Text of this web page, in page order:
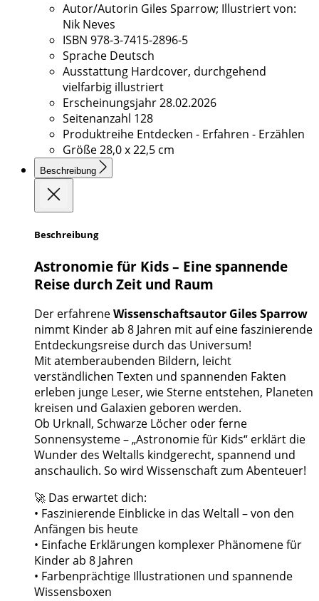
Autor/Autorin Giles Sparrow; Illustriert von:
Nik Neves
ISBN 978-3-7415-2896-5
Sprache Deutsch
Ausstattung Hardcover, durchgehend
vielfarbig illustriert
Erscheinungsjahr28.02.2026
Seitenanzahl 128
Produktreihe Entdecken - Erfahren - Erzählen
Größe28,0 x 22,5 cm
Beschreibung
Beschreibung
Astronomie für Kids – Eine spannende
Reise durch Zeit und Raum
Der erfahreneWissenschaftsautor Giles Sparrow
nimmt Kinder ab 8 Jahren mit auf eine faszinierende
Entdeckungsreise durch das Universum!
Mit atemberaubenden Bildern, leicht
verständlichen Texten und spannenden Fakten
erleben junge Leser, wie Sterne entstehen, Planeten
kreisen und Galaxien geboren werden.
Ob Urknall, Schwarze Löcher oder ferne
Sonnensysteme – „Astronomie für Kids“ erklärt die
Wunder des Weltalls kindgerecht, spannend und
anschaulich. So wird Wissenschaft zum Abenteuer!
🚀 Das erwartet dich:
• Faszinierende Einblicke in das Weltall – von den
Anfängen bis heute
• Einfache Erklärungen komplexer Phänomene für
Kinder ab 8 Jahren
• Farbenprächtige Illustrationen und spannende
Wissensboxen